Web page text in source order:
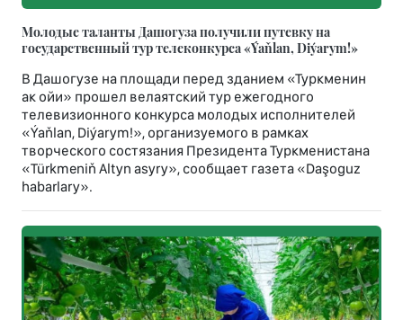
Молодые таланты Дашогуза получили путевку на
государственный тур телеконкурса «Ýaňlan, Diýarym!»
В Дашогузе на площади перед зданием «Туркменин
ак ойи» прошел велаятский тур ежегодного
телевизионного конкурса молодых исполнителей
«Ýaňlan, Diýarym!», организуемого в рамках
творческого состязания Президента Туркменистана
«Türkmeniň Altyn asyry», сообщает газета «Daşoguz
habarlary».